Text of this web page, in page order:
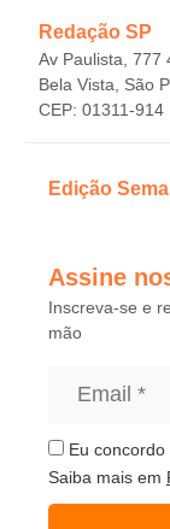
Redação SP
Av Paulista, 777
Bela Vista, São
CEP: 01311-914
Edição
Assine
Inscreva-se e
mão
Eu concordo
Saiba mais em